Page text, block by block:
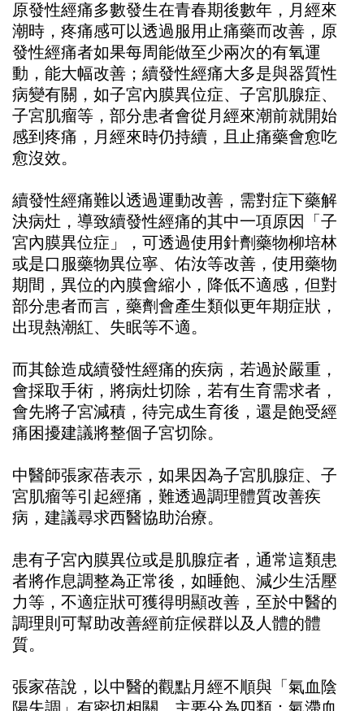
原發性經痛多數發生在青春期後數年，月經來
潮時，疼痛感可以透過服用止痛藥而改善，原
發性經痛者如果每周能做至少兩次的有氧運
動，能大幅改善；續發性經痛大多是與器質性
病變有關，如子宮內膜異位症、子宮肌腺症、
子宮肌瘤等，部分患者會從月經來潮前就開始
感到疼痛，月經來時仍持續，且止痛藥會愈吃
愈沒效。
續發性經痛難以透過運動改善，需對症下藥解
決病灶，導致續發性經痛的其中一項原因「子
宮內膜異位症」，可透過使用針劑藥物柳培林
或是口服藥物異位寧、佑汝等改善，使用藥物
期間，異位的內膜會縮小，降低不適感，但對
部分患者而言，藥劑會產生類似更年期症狀，
出現熱潮紅、失眠等不適。
而其餘造成續發性經痛的疾病，若過於嚴重，
會採取手術，將病灶切除，若有生育需求者，
會先將子宮減積，待完成生育後，還是飽受經
痛困擾建議將整個子宮切除。
中醫師張家蓓表示，如果因為子宮肌腺症、子
宮肌瘤等引起經痛，難透過調理體質改善疾
病，建議尋求西醫協助治療。
患有子宮內膜異位或是肌腺症者，通常這類患
者將作息調整為正常後，如睡飽、減少生活壓
力等，不適症狀可獲得明顯改善，至於中醫的
調理則可幫助改善經前症候群以及人體的體
質。
張家蓓說，以中醫的觀點月經不順與「氣血陰